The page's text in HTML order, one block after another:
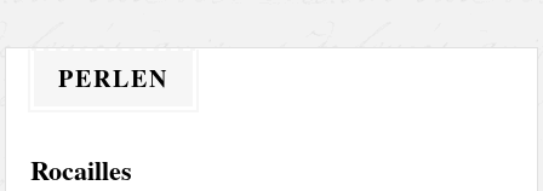
PERLEN
Rocailles